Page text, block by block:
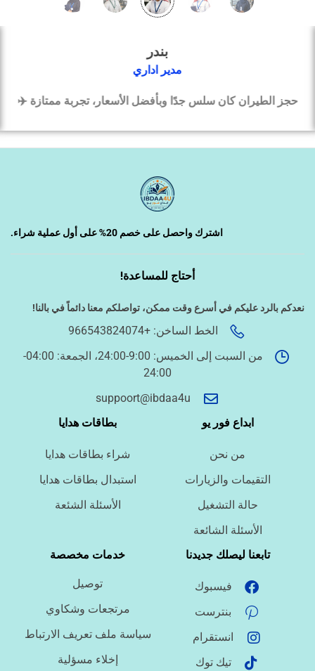
جدًا وبأفضل الأسعار، تجربة ممتازة ✈️ كتبوا لي سيرة
اشترك واحصل على خصم 20% على أول عملية شراء.
أحتاج للمساعدة!
نعدكم بالرد عليكم في أسرع وقت ممكن، تواصلكم معنا دائماً في بالنا!
الخط الساخن: +966543824074
من السبت إلى الخميس: 9:00-24:00، الجمعة: 04:00-
24:00
suppoort@ibdaa4u
ابداع فور يو
من نحن
التقيمات والزيارات
حالة التشغيل
الأسئلة الشائعة
بطاقات هدايا
شراء بطاقات هدايا
استبدال بطاقات هدايا
الأسئلة الشئعة
تابعنا ليصلك جديدنا
فيسبوك
بنترست
انستقرام
تيك توك
خدمات مخصصة
توصيل
مرتجعات وشكاوي
سياسة ملف تعريف الارتباط
إخلاء مسؤلية
تصميم الكروت واللوحات والمطبوعات ‹
تصميم فيديو/صورة/كتابة محتوى ‹
دراسة الجدوى وخطط المشاريع
أسئلة سريعة لتحديد الطلب
ما نوع الخدمة المطلوبة؟
ما اللغة المطلوبة؟
ما نوع الملف؟
ما درجة الاستعجال؟